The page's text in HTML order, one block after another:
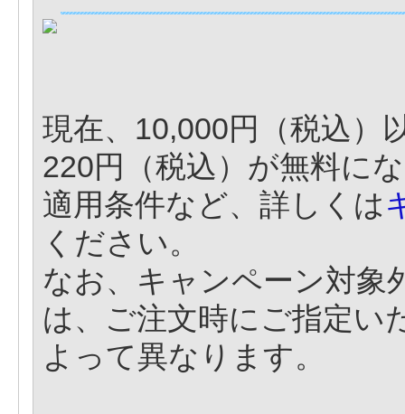
現在、10,000円（税込）
220円（税込）が無料に
適用条件など、詳しくは
ください。
なお、キャンペーン対象
は、ご注文時にご指定い
よって異なります。